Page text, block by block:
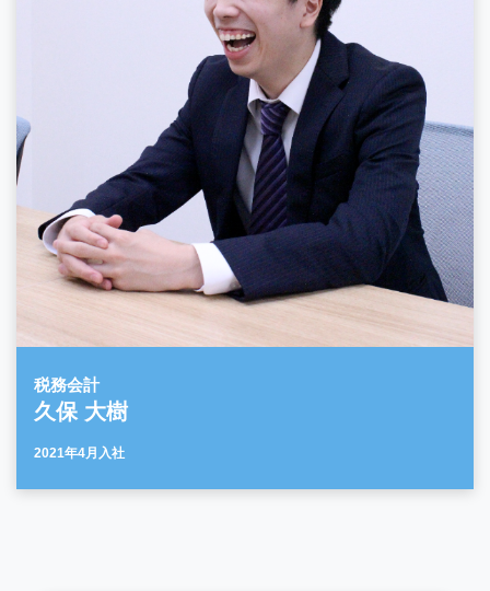
税務会計
久保 大樹
2021年4月入社